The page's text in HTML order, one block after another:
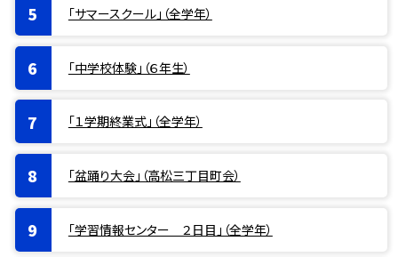
「サマースクール」（全学年）
「中学校体験」（６年生）
「１学期終業式」（全学年）
「盆踊り大会」（高松三丁目町会）
「学習情報センター ２日目」（全学年）